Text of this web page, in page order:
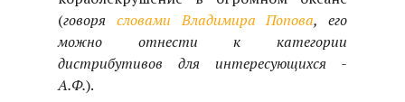
(говоря словами Владимира Попова, его
можно отнести к категории
дистрибутивов для интересующихся -
А.Ф.).